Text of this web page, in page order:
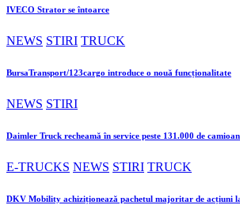
IVECO Strator se întoarce
NEWS STIRI TRUCK
BursaTransport/123cargo introduce o nouă funcționalitate
NEWS STIRI
Daimler Truck recheamă în service peste 131.000 de
E-TRUCKS NEWS STIRI TRUCK
DKV Mobility achiziționează pachetul majoritar de acțiuni